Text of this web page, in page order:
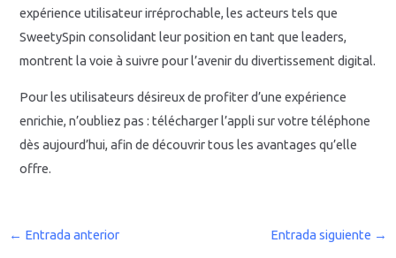
expérience utilisateur irréprochable, les acteurs tels que
SweetySpin consolidant leur position en tant que leaders,
montrent la voie à suivre pour l’avenir du divertissement digital.
Pour les utilisateurs désireux de profiter d’une expérience
enrichie, n’oubliez pas : télécharger l’appli sur votre téléphone
dès aujourd’hui, afin de découvrir tous les avantages qu’elle
offre.
← Entrada anterior Entrada siguiente →